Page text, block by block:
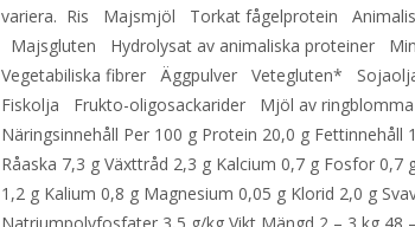
variera. Ris Majsmjöl Torkat fågelprotein
Majsgluten Hydrolysat av animaliska proteiner
Vegetabiliska fibrer Äggpulver Vetegluten*
Fiskolja Frukto-oligosackarider Mjöl av
Näringsinnehåll Per 100 g Protein 20,0 g Fettinnehåll
Råaska 7,3 g Växttråd 2,3 g Kalcium 0,7 g Fosfor 0,7
1,2 g Kalium 0,8 g Magnesium 0,05 g Klorid 2,0 g